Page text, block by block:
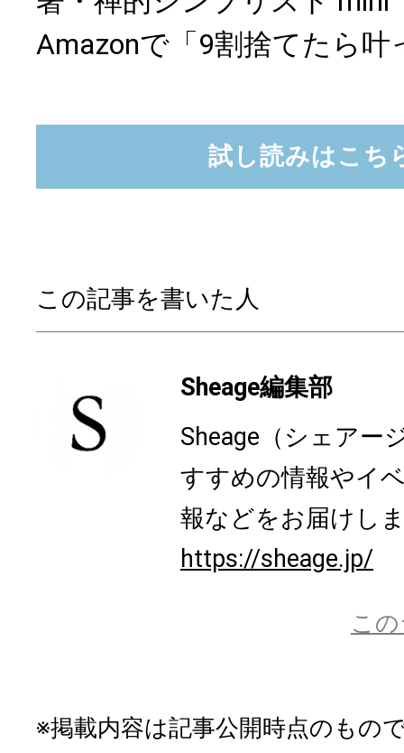
Amazonで「9割捨てたら叶
試し読みはこち
この記事を書いた人
Sheage編集部
Sheage（シェアー
すすめの情報やイ
報などをお届けし
https://sheage.jp/
こ
※掲載内容は記事公開時点のもの